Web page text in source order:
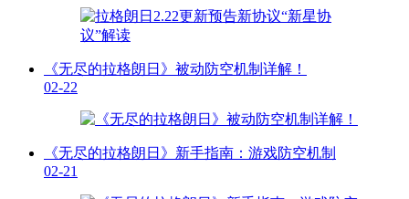
《无尽的拉格朗日》被动防空机制详解！
02-22
《无尽的拉格朗日》新手指南：游戏防空机制
02-21